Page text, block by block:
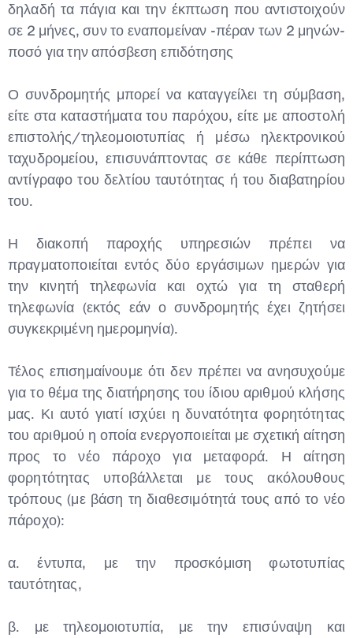
δηλαδή τα πάγια και την έκπτωση που αντιστοιχούν
σε 2 μήνες, συν το εναπομείναν -πέραν των 2 μηνών-
ποσό για την απόσβεση επιδότησης
Ο συνδρομητής μπορεί να καταγγείλει τη σύμβαση,
είτε στα καταστήματα του παρόχου, είτε με αποστολή
επιστολής/τηλεομοιοτυπίας ή μέσω ηλεκτρονικού
ταχυδρομείου, επισυνάπτοντας σε κάθε περίπτωση
αντίγραφο του δελτίου ταυτότητας ή του διαβατηρίου
του.
Η διακοπή παροχής υπηρεσιών πρέπει να
πραγματοποιείται εντός δύο εργάσιμων ημερών για
την κινητή τηλεφωνία και οχτώ για τη σταθερή
τηλεφωνία (εκτός εάν ο συνδρομητής έχει ζητήσει
συγκεκριμένη ημερομηνία).
Τέλος επισημαίνουμε ότι δεν πρέπει να ανησυχούμε
για το θέμα της διατήρησης του ίδιου αριθμού κλήσης
μας. Κι αυτό γιατί ισχύει η δυνατότητα φορητότητας
του αριθμού η οποία ενεργοποιείται με σχετική αίτηση
προς το νέο πάροχο για μεταφορά. Η αίτηση
φορητότητας υποβάλλεται με τους ακόλουθους
τρόπους (με βάση τη διαθεσιμότητά τους από το νέο
πάροχο):
α. έντυπα, με την προσκόμιση φωτοτυπίας
ταυτότητας,
β. με τηλεομοιοτυπία, με την επισύναψη και